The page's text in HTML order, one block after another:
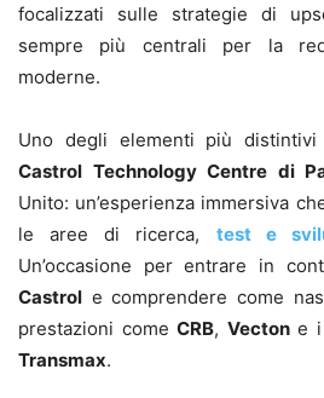
focalizzati sulle strategie di
sempre più centrali per la
moderne.
Uno degli elementi più
Castrol Technology Centre di
Unito: un’esperienza immersiva
le aree di ricerca, test e
Un’occasione per entrare in
Castrol e comprendere come
prestazioni come CRB, Vectone i
Transmax.